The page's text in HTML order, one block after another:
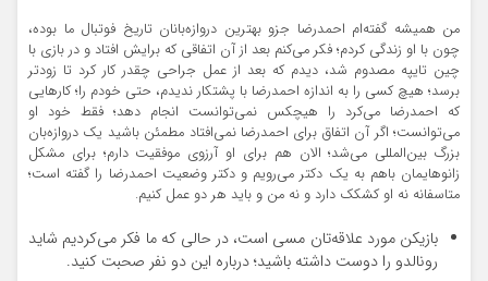
من همیشه گفته‌ام احمدرضا جزو بهترین دروازه‌بانان تاریخ فوتبال ما بوده،
چون با او زندگی کردم؛ فکر می‌کنم بعد از آن اتفاقی که برایش افتاد و در بازی با
چین تایپه مصدوم شد، دیدم که بعد از عمل جراحی چقدر کار کرد تا زودتر
برسد؛ هیچ کسی را به اندازه احمدرضا با پشتکار ندیدم، حتی خودم را؛ کارهایی
که احمدرضا می‌کرد را هیچکس نمی‌توانست انجام دهد؛ فقط خود او
می‌توانست؛ اگر آن اتفاق برای احمدرضا نمی‌افتاد مطمئن باشید یک دروازه‌بان
بزرگ بین‌المللی می‌شد؛ الان هم برای او آرزوی موفقیت دارم؛ برای مشکل
زانوهایمان باهم به یک دکتر می‌رویم و دکتر وضعیت احمدرضا را گفته است؛
متاسفانه نه او کشکک دارد و نه من و باید هر دو عمل کنیم.
بازیکن مورد علاقه‌تان مسی است، در حالی که ما فکر می‌کردیم شاید
رونالدو را دوست داشته باشید؛ درباره این دو نفر صحبت کنید.